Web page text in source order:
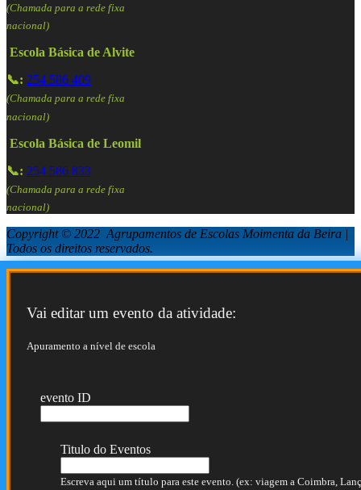
(Chamada para a rede fixa
nacional)
Escola Básica de Alvite
📞: 254 586 409
(Chamada para a rede fixa
nacional)
Escola Básica de Leomil
📞: 254 586 833
(Chamada para a rede fixa
nacional)
Copyright © 2022 Agrupamentos de Escolas Moimenta da Beira |
Todos os direitos reservados.
Vai editar um evento da atividade:
Apuramento a nível de escola
evento ID
Titulo do Eventos
Escreva aqui um título para este evento. (ex: viagem a Coimbra,